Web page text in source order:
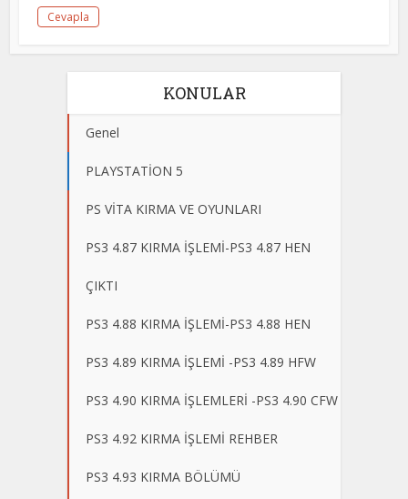
Cevapla
KONULAR
Genel
PLAYSTATİON 5
PS VİTA KIRMA VE OYUNLARI
PS3 4.87 KIRMA İŞLEMİ-PS3 4.87 HEN
ÇIKTI
PS3 4.88 KIRMA İŞLEMİ-PS3 4.88 HEN
PS3 4.89 KIRMA İŞLEMİ -PS3 4.89 HFW
PS3 4.90 KIRMA İŞLEMLERİ -PS3 4.90 CFW
PS3 4.92 KIRMA İŞLEMİ REHBER
PS3 4.93 KIRMA BÖLÜMÜ